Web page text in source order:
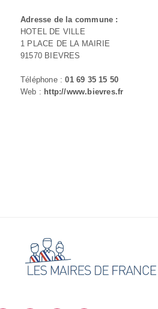
Adresse de la commune :
HOTEL DE VILLE
1 PLACE DE LA MAIRIE
91570 BIEVRES
Téléphone :01 69 35 15 50
Web : http://www.bievres.fr